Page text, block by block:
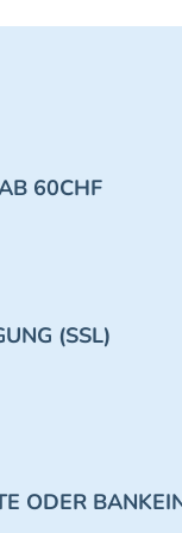
60CHF
(SSL)
ODER